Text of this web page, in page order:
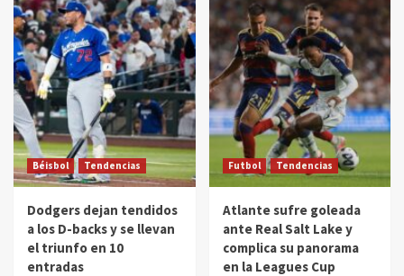
Béisbol Tendencias
Dodgers dejan tendidos
a los D-backs y se llevan
el triunfo en 10
entradas
Futbol Tendencias
Atlante sufre goleada
ante Real Salt Lake y
complica su panorama
en la Leagues Cup